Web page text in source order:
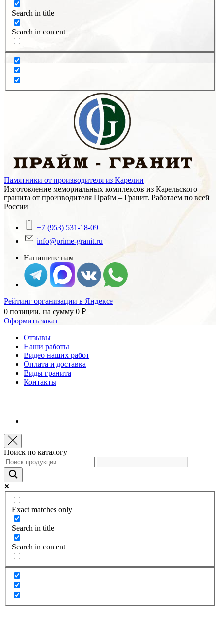
Search in title
Search in content
Памятники от производителя из Карелии
Изготовление мемориальных комплексов из Карельского
гранита от производителя Прайм – Гранит. Работаем по всей
России
+7 (953) 531-18-09
info@prime-granit.ru
Напишите нам
Рейтинг организации в Яндексе
0 позиции. на сумму 0 ₽
Оформить заказ
Отзывы
Наши работы
Видео наших работ
Оплата и доставка
Виды гранита
Контакты
Поиск по каталогу
Exact matches only
Search in title
Search in content